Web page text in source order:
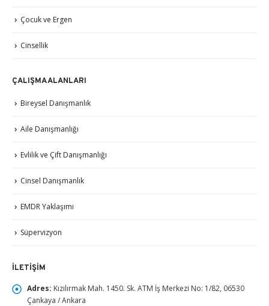
Çocuk ve Ergen
Cinsellik
ÇALIŞMA ALANLARI
Bireysel Danışmanlık
Aile Danışmanlığı
Evlilik ve Çift Danışmanlığı
Cinsel Danışmanlık
EMDR Yaklaşımı
Süpervizyon
İLETIŞIM
Adres: Kızılırmak Mah. 1450. Sk. ATM İş Merkezi No: 1/82, 06530
Çankaya / Ankara